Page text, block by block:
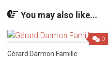
You may also like...
0
Gérard Darmon Famille